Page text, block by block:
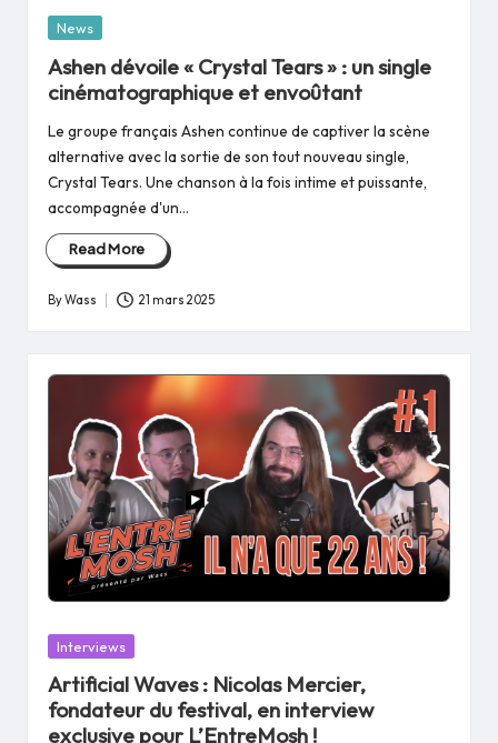
Posted
News
Ashen dévoile « Crystal Tears » : un single
cinématographique et envoûtant
Le groupe français Ashen continue de captiver la scène
alternative avec la sortie de son tout nouveau single,
Crystal Tears. Une chanson à la fois intime et puissante,
accompagnée d'un…
Read More
Posted
ByWass 21 mars 2025
Posted
Interviews
Artificial Waves : Nicolas Mercier,
fondateur du festival, en interview
exclusive pour L’EntreMosh !